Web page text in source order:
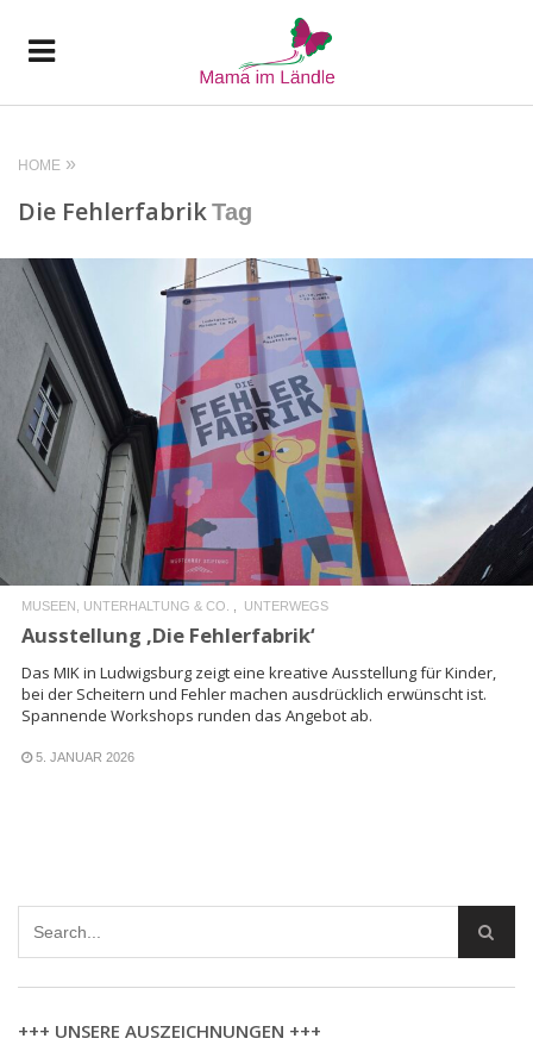
HOME
Die FehlerfabrikTag
READ MORE
MUSEEN, UNTERHALTUNG & CO. UNTERWEGS
Ausstellung ‚Die Fehlerfabrik‘
Das MIK in Ludwigsburg zeigt eine kreative Ausstellung für Kinder,
bei der Scheitern und Fehler machen ausdrücklich erwünscht ist.
Spannende Workshops runden das Angebot ab.
5. JANUAR 2026
+++ UNSERE AUSZEICHNUNGEN +++